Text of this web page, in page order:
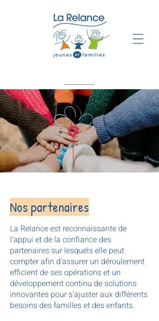
Nos partenaires
La Relance est reconnaissante de
l’appui et de la confiance des
partenaires sur lesquels elle peut
compter afin d'assurer un déroulement
efficient de ses opérations et un
développement continu de solutions
innovantes pour s'ajuster aux différents
besoins des familles et des enfants.